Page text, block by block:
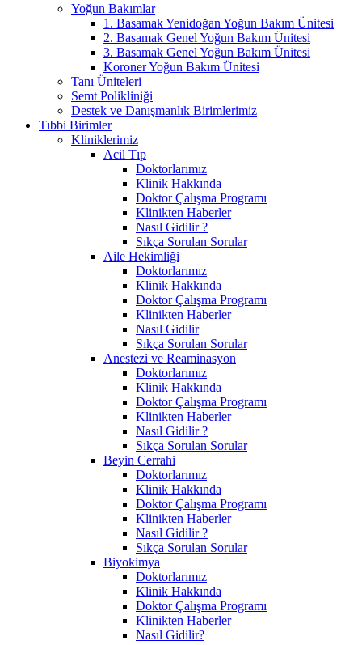
Yoğun Bakımlar
1. Basamak Yenidoğan Yoğun Bakım Ünitesi
2. Basamak Genel Yoğun Bakım Ünitesi
3. Basamak Genel Yoğun Bakım Ünitesi
Koroner Yoğun Bakım Ünitesi
Tanı Üniteleri
Semt Polikliniği
Destek ve Danışmanlık Birimlerimiz
Tıbbi Birimler
Kliniklerimiz
Acil Tıp
Doktorlarımız
Klinik Hakkında
Doktor Çalışma Programı
Klinikten Haberler
Nasıl Gidilir ?
Sıkça Sorulan Sorular
Aile Hekimliği
Doktorlarımız
Klinik Hakkında
Doktor Çalışma Programı
Klinikten Haberler
Nasıl Gidilir
Sıkça Sorulan Sorular
Anestezi ve Reaminasyon
Doktorlarımız
Klinik Hakkında
Doktor Çalışma Programı
Klinikten Haberler
Nasıl Gidilir ?
Sıkça Sorulan Sorular
Beyin Cerrahi
Doktorlarımız
Klinik Hakkında
Doktor Çalışma Programı
Klinikten Haberler
Nasıl Gidilir ?
Sıkça Sorulan Sorular
Biyokimya
Doktorlarımız
Klinik Hakkında
Doktor Çalışma Programı
Klinikten Haberler
Nasıl Gidilir?